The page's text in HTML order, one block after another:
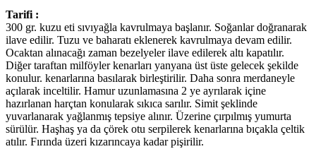
Tarifi :
300 gr. kuzu eti sıvıyağla kavrulmaya başlanır. Soğanlar doğranarak
ilave edilir. Tuzu ve baharatı eklenerek kavrulmaya devam edilir.
Ocaktan alınacağı zaman bezelyeler ilave edilerek altı kapatılır.
Diğer taraftan milföyler kenarları yanyana üst üste gelecek şekilde
konulur. kenarlarına basılarak birleştirilir. Daha sonra merdaneyle
açılarak inceltilir. Hamur uzunlamasına 2 ye ayrılarak içine
hazırlanan harçtan konularak sıkıca sarılır. Simit şeklinde
yuvarlanarak yağlanmış tepsiye alınır. Üzerine çırpılmış yumurta
sürülür. Haşhaş ya da çörek otu serpilerek kenarlarına bıçakla çeltik
atılır. Fırında üzeri kızarıncaya kadar pişirilir.